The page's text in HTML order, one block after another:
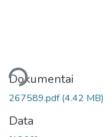
Dokumentai
267589.pdf(4.42 MB)
Data